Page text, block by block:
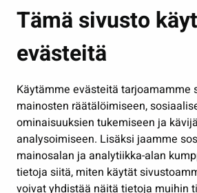
Tämä sivusto
evästeitä
Käytämme evästeitä tarjoamamme
mainosten räätälöimiseen,
ominaisuuksien tukemiseen ja
analysoimiseen. Lisäksi jaamme
mainosalan ja analytiikka-alan
tietoja siitä, miten käytät
voivat yhdistää näitä tietoja muihin
Kasvatus ja opetus
Kulttuuri ja liikunta
Työ ja yrittäminen
Osallistu ja asioi
Näytä omat evästeasetukseni
Seuraa meitä